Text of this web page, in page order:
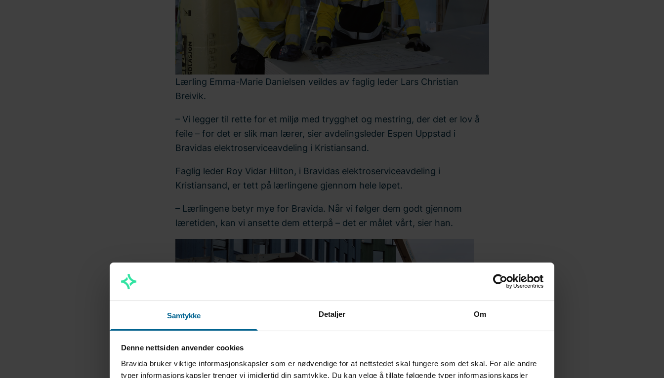
Samtykke Detaljer Om
Denne nettsiden anvender cookies
Bravida bruker viktige informasjonskapsler som er nødvendige for at nettstedet skal fungere som det skal. For alle andre
typer informasjonskapsler trenger vi imidlertid din samtykke. Du kan velge å tillate følgende typer informasjonskapsler
Lærling Emma-Marie Danielsen veildes av faglig leder Lars Christian
Breivik.
– Vi legger til rette for et miljø med trygghet og mestring, der det er lov å
feile – for det er slik man lærer, sier avdelingsleder Espen Uppstad i
Bravidas elektroserviceavdeling i Kristiansand.
Faglig leder Roy Vidar Hilton, i Bravidas elektroserviceavdeling i
Kristiansand, er tett på lærlingene gjennom hele løpet.
– Lærlingene betyr mye for Bravida. Når vi følger dem godt gjennom
læretiden, kan vi ansette dem etterpå – det er målet vårt, sier han.